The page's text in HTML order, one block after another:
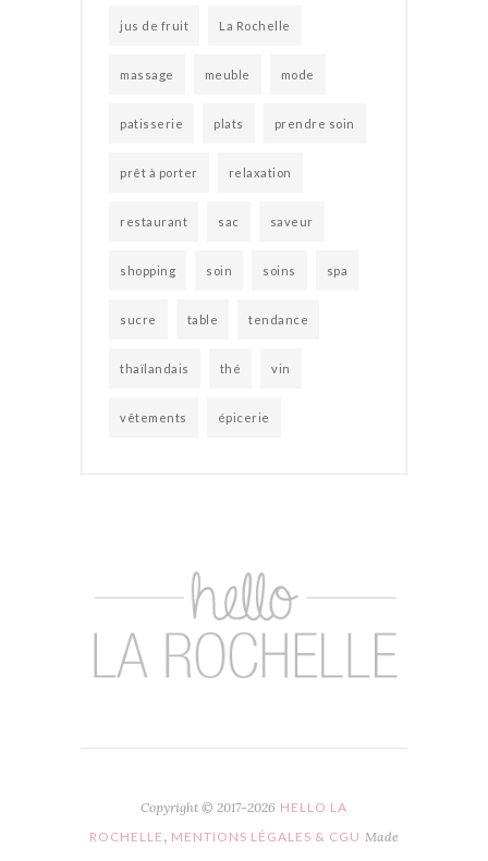
jus de fruit La Rochelle
massage meuble mode
patisserie plats prendre soin
prêt à porter relaxation
restaurant sac saveur
shopping soin soins spa
sucre table tendance
thaïlandais thé vin
vêtements épicerie
Copyright © 2017-2026 HELLO LA
ROCHELLE , MENTIONS LÉGALES & CGU Made